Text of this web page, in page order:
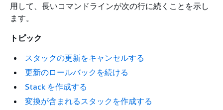
用して、長いコマンドラインが次の行に続くことを示し
ます。
トピック
スタックの更新をキャンセルする
更新のロールバックを続ける
Stack を作成する
変換が含まれるスタックを作成する